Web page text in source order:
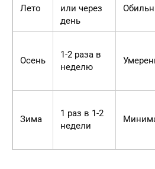
Лето
или через
день
Осень
1-2 раза в
неделю
Зима
1 раз в 1-2
недели